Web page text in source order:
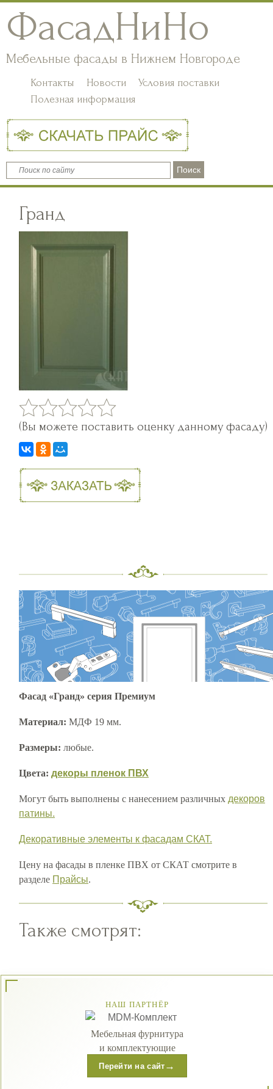
ФасадНиНо
Мебельные фасады в Нижнем Новгороде
Контакты Новости
Условия поставки
Полезная информация
Гранд
(Вы можете поставить оценку данному фасаду)
Фасад «Гранд» серия Премиум
Материал: МДФ 19 мм.
Размеры: любые.
Цвета: декоры пленок ПВХ
Могут быть выполнены с нанесением различных декоров
патины.
Декоративные элементы к фасадам СКАТ.
Цену на фасады в пленке ПВХ от СКАТ смотрите в
разделе Прайсы.
Также смотрят:
НАШ ПАРТНЁР
Мебельная фурнитура
и комплектующие
Перейти на сайт →